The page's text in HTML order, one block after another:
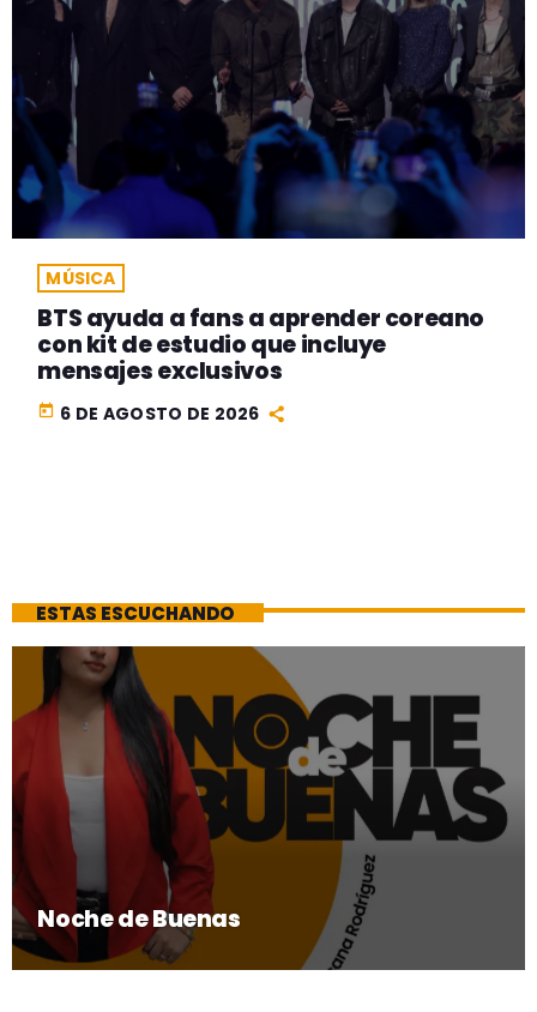
MÚSICA
BTS ayuda a fans a aprender coreano
con kit de estudio que incluye
mensajes exclusivos
today 6 DE AGOSTO DE 2026
ESTAS ESCUCHANDO
Noche de Buenas